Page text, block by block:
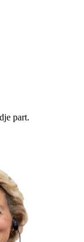
part.